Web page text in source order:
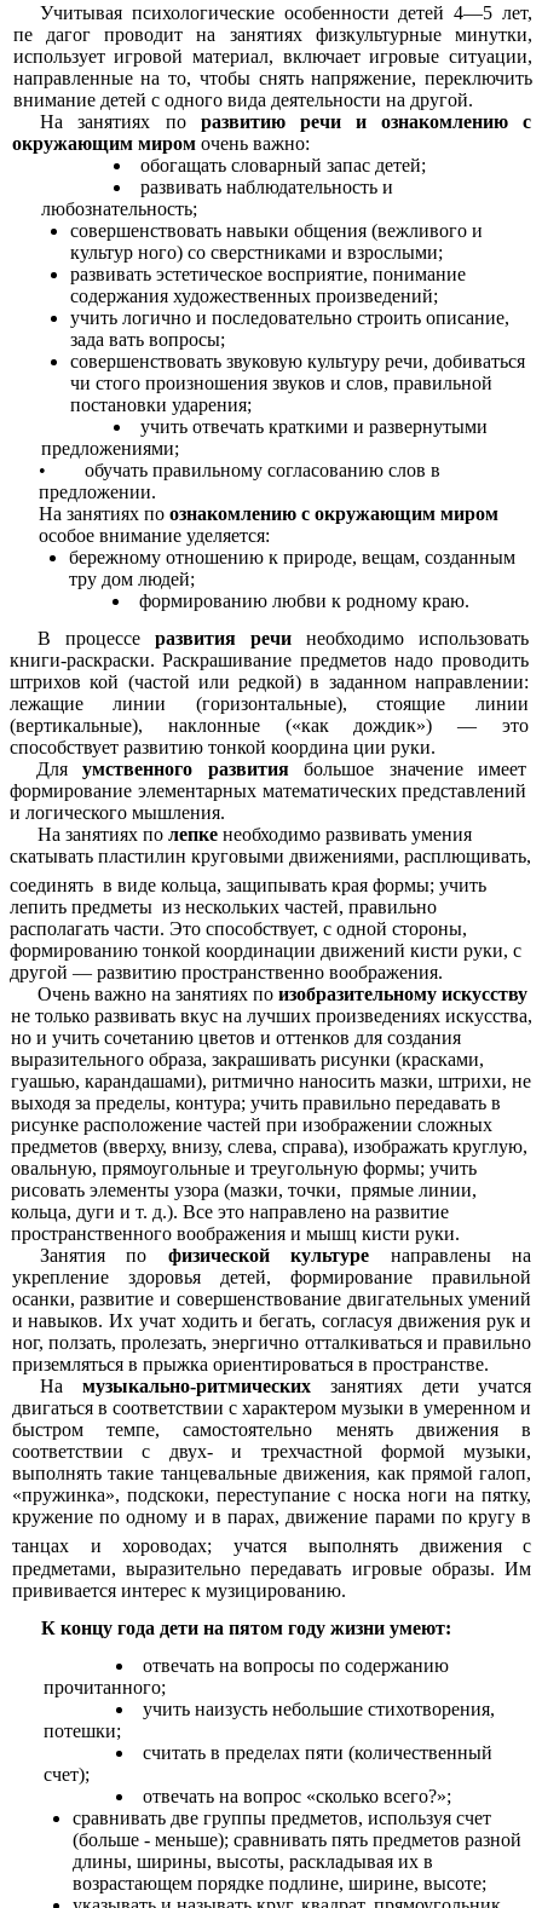
Учитывая психологические особенности детей 4—5 лет,
пе дагог проводит на занятиях физкультурные минутки,
использует игровой материал, включает игровые ситуации,
направленные на то, чтобы снять напряжение, переключить
внимание детей с одного вида деятельности на другой.
На занятиях поразвитию речи и ознакомлению с
окружающим миром очень важно:
обогащать словарный запас детей;
развивать наблюдательность и
любознательность;
совершенствовать навыки общения (вежливого и
культур ного) со сверстниками и взрослыми;
развивать эстетическое восприятие, понимание
содержания художественных произведений;
учить логично и последовательно строить описание,
зада вать вопросы;
совершенствовать звуковую культуру речи, добиваться
чи стого произношения звуков и слов, правильной
постановки ударения;
учить отвечать краткими и развернутыми
предложениями;
• обучать правильному согласованию слов в
предложении.
На занятиях по ознакомлению с окружающим миром
особое внимание уделяется:
бережному отношению к природе, вещам, созданным
тру дом людей;
формированию любви к родному краю.
В процессе развития речинеобходимо использовать
книги-раскраски. Раскрашивание предметов надо проводить
штрихов кой (частой или редкой) в заданном направлении:
лежащие линии (горизонтальные), стоящие линии
(вертикальные), наклонные («как дождик») — это
способствует развитию тонкой координа ции руки.
Дляумственного развитиябольшое значение имеет
формирование элементарных математических представлений
и логического мышления.
На занятиях по лепке необходимо развивать умения
скатывать пластилин круговыми движениями, расплющивать,
соединять в виде кольца, защипывать края формы; учить
лепить предметы из нескольких частей, правильно
располагать части. Это способствует, с одной стороны,
формированию тонкой координации движений кисти руки, с
другой — развитию пространственно воображения.
Очень важно на занятиях поизобразительному искусству
не только развивать вкус на лучших произведениях искусства,
но и учить сочетанию цветов и оттенков для создания
выразительного образа, закрашивать рисунки (красками,
гуашью, карандашами), ритмично наносить мазки, штрихи, не
выходя за пределы, контура; учить правильно передавать в
рисунке расположение частей при изображении сложных
предметов (вверху, внизу, слева, справа), изображать круглую,
овальную, прямоугольные и треугольную формы; учить
рисовать элементы узора (мазки, точки, прямые линии,
кольца, дуги и т. д.). Все это направлено на развитие
пространственного воображения и мышц кисти руки.
Занятия по физической культуре направлены на
укрепление здоровья детей, формирование правильной
осанки, развитие и совершенствование двигательных умений
и навыков. Их учат ходить и бегать, согласуя движения рук и
ног, ползать, пролезать, энергично отталкиваться и правильно
приземляться в прыжка ориентироваться в пространстве.
На музыкально-ритмических занятиях дети учатся
двигаться в соответствии с характером музыки в умеренном и
быстром темпе, самостоятельно менять движения в
соответствии с двух- и трехчастной формой музыки,
выполнять такие танцевальные движения, как прямой галоп,
«пружинка», подскоки, переступание с носка ноги на пятку,
кружение по одному и в парах, движение парами по кругу в
танцах и хороводах; учатся выполнять
движения с
предметами, выразительно передавать игровые образы. Им
прививается интерес к музицированию.
К концу года дети на пятом году жизни умеют:
отвечать на вопросы по содержанию
прочитанного;
учить наизусть небольшие стихотворения,
потешки;
считать в пределах пяти (количественный
счет);
отвечать на вопрос «сколько всего?»;
сравнивать две группы предметов, используя счет
(больше - меньше); сравнивать пять предметов разной
длины, ширины, высоты, раскладывая их в
возрастающем порядке подлине, ширине, высоте;